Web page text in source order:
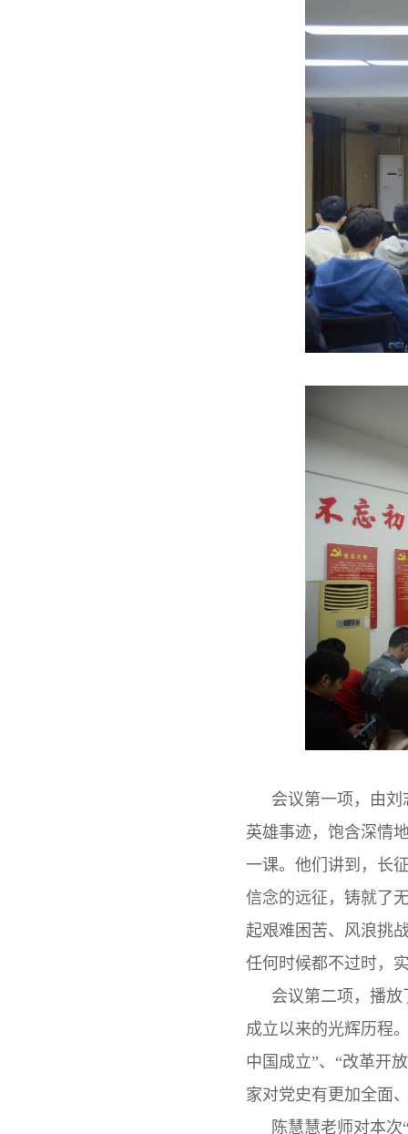
会议第一项，由
英雄事迹，饱含深情
一课。他们讲到，长
信念的远征，铸就了
起艰难困苦、风浪挑
任何时候都不过时，
会议第二项，播
成立以来的光辉历程
中国成立”、“改革开
家对党史有更加全面
陈慧慧老师对本